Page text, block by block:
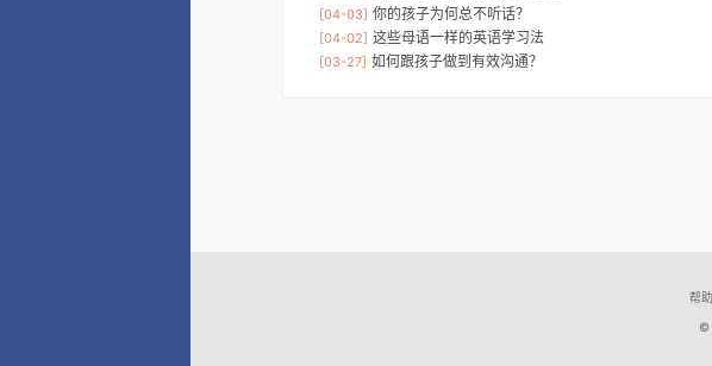
[04-03] 你的孩子为何总不听话？
[04-02] 这些母语一样的英语学习法
[03-27] 如何跟孩子做到有效沟通？
帮
©